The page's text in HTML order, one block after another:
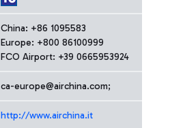
China: +86 1095583
Europe: +800 86100999
FCO Airport: +39 0665953924
ca-europe@airchina.com;
http://www.airchina.it